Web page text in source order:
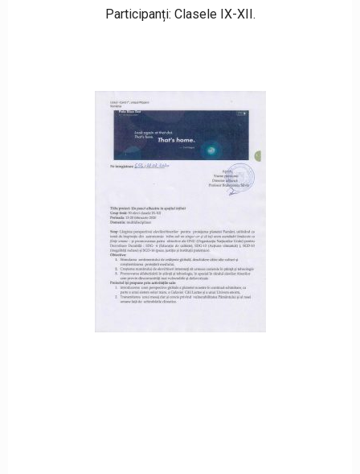
Participanți: Clasele IX-XII.